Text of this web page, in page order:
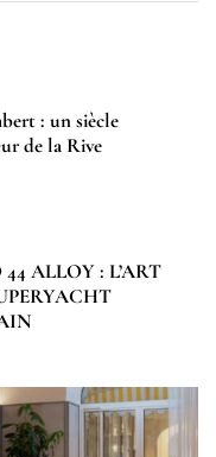
: un siècle
de la Rive
ALLOY : L’ART